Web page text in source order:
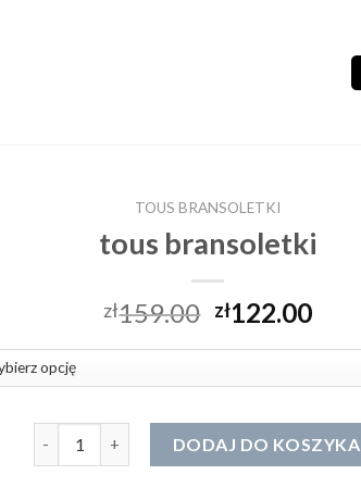
TOUS BRANSOLETKI
tous bransoletki
zł159.00 zł122.00
DODAJ DO KOSZYKA